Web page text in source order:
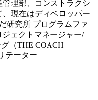
理部、コンストラクシ
、現在はディベロッパー
研究所 プログラムファ
ジェクトマネージャー/
（THE COACH
テーター